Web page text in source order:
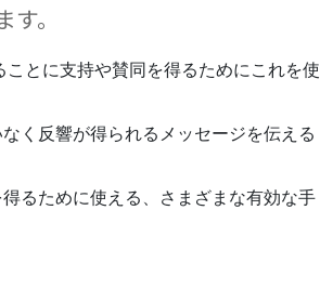
。
とに支持や賛同を得るためにこれを使
く反響が得られるメッセージを伝える
るために使える、さまざまな有効な手